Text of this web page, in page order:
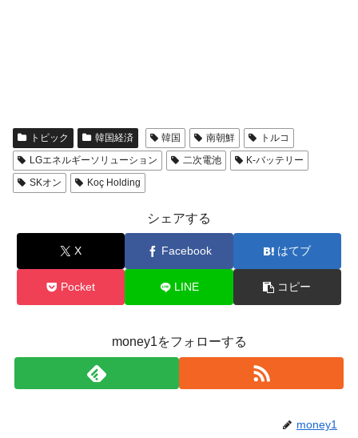
トピック 韓国経済 韓国 南朝鮮
トルコ
LGエネルギーソリューション
二次電池
K-バッテリー
SKオン
Koç Holding
シェアする
X Facebook はてブ
Pocket LINE コピー
money1をフォローする
money1